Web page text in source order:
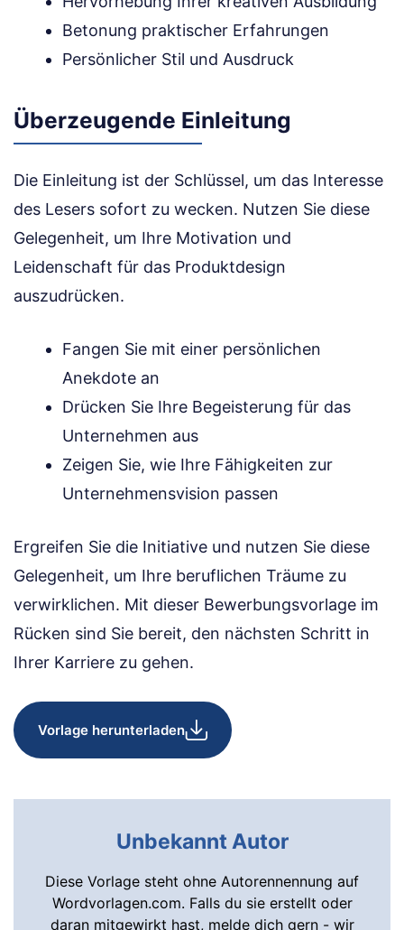
Betonung praktischer Erfahrungen
Persönlicher Stil und Ausdruck
Überzeugende Einleitung
Die Einleitung ist der Schlüssel, um das Interesse
des Lesers sofort zu wecken. Nutzen Sie diese
Gelegenheit, um Ihre Motivation und
Leidenschaft für das Produktdesign
auszudrücken.
Fangen Sie mit einer persönlichen
Anekdote an
Drücken Sie Ihre Begeisterung für das
Unternehmen aus
Zeigen Sie, wie Ihre Fähigkeiten zur
Unternehmensvision passen
Ergreifen Sie die Initiative und nutzen Sie diese
Gelegenheit, um Ihre beruflichen Träume zu
verwirklichen. Mit dieser Bewerbungsvorlage im
Rücken sind Sie bereit, den nächsten Schritt in
Ihrer Karriere zu gehen.
Vorlage herunterladen
Unbekannt Autor
Diese Vorlage steht ohne Autorennennung auf
Wordvorlagen.com. Falls du sie erstellt oder
daran mitgewirkt hast, melde dich gern - wir